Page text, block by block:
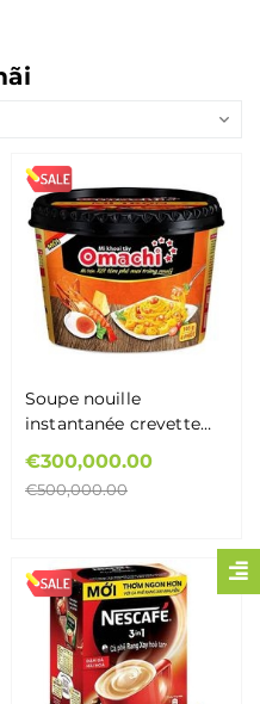
Soupe nouille
instantanée crevette
Omachi 105g - Mì Trộn
Hộp Omachi vị Tôm
€300,000.00
€500,000.00